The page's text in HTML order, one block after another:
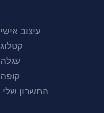
עיצוב אישי
קטלוג
עגלה
קופה
החשבון שלי